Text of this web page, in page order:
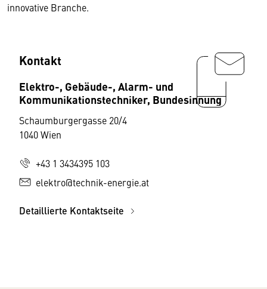
innovative Branche.
Kontakt
Elektro-, Gebäude-, Alarm- und
Kommunikationstechniker, Bundesinnung
Schaumburgergasse 20/4
1040 Wien
+43 1 3434395 103
elektro@technik-energie.at
Detaillierte Kontaktseite